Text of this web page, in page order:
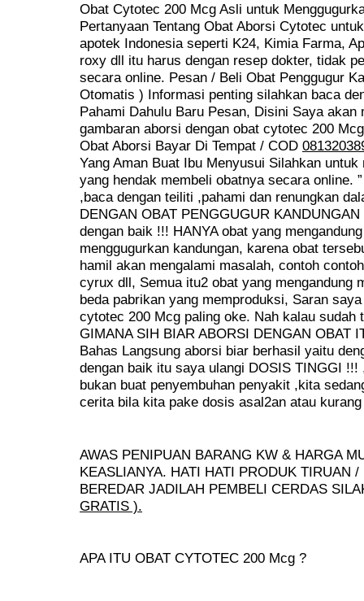
Obat Cytotec 200 Mcg Asli untuk
Pertanyaan Tentang Obat Aborsi Cytotec
apotek Indonesia seperti K24, Kimia Farma,
roxy dll itu harus dengan resep dokter, tidak
secara online. Pesan / Beli Obat Penggugur
Otomatis ) Informasi penting silahkan baca
Pahami Dahulu Baru Pesan, Disini Saya akan
gambaran aborsi dengan obat cytotec 200
Obat Aborsi Bayar Di Tempat / COD
Yang Aman Buat Ibu Menyusui Silahkan
yang hendak membeli obatnya secara online.
,baca dengan teiliti ,pahami dan renungkan
DENGAN OBAT PENGGUGUR
dengan baik !!! HANYA obat yang
menggugurkan kandungan, karena obat
hamil akan mengalami masalah, contoh
cyrux dll, Semua itu2 obat yang mengandung
beda pabrikan yang memproduksi, Saran
cytotec 200 Mcg paling oke. Nah kalau
GIMANA SIH BIAR ABORSI DENGAN OBAT
Bahas Langsung aborsi biar berhasil yaitu
dengan baik itu saya ulangi DOSIS TINGGI
bukan buat penyembuhan penyakit ,kita
cerita bila kita pake dosis asal2an atau
AWAS PENIPUAN BARANG KW & HARGA
KEASLIANYA. HATI HATI PRODUK TIRUAN /
BEREDAR JADILAH PEMBELI CERDAS
GRATIS ).
APA ITU OBAT CYTOTEC 200 Mcg ?